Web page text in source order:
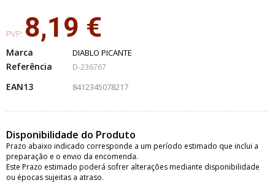
PVP: 8,19 €
Marca DIABLO PICANTE
Referência D-236767
EAN13 8412345078217
Disponibilidade do Produto
Prazo abaixo indicado corresponde a um período estimado que inclui a
preparação e o envio da encomenda.
Este Prazo estimado poderá sofrer alterações mediante disponibilidade
ou épocas sujeitas a atraso.